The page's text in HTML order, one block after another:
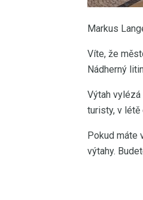
Markus
Víte, že
Nádherný
Výtah
turisty, v létě
Pokud máte
výtahy.